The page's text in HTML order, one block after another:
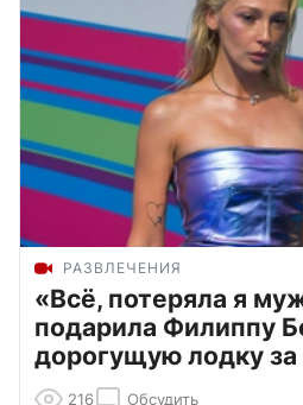
РАЗВЛЕЧЕНИЯ
«Всё, потеряла я
подарила Филиппу
дорогущую лодку за
216 Обсудить